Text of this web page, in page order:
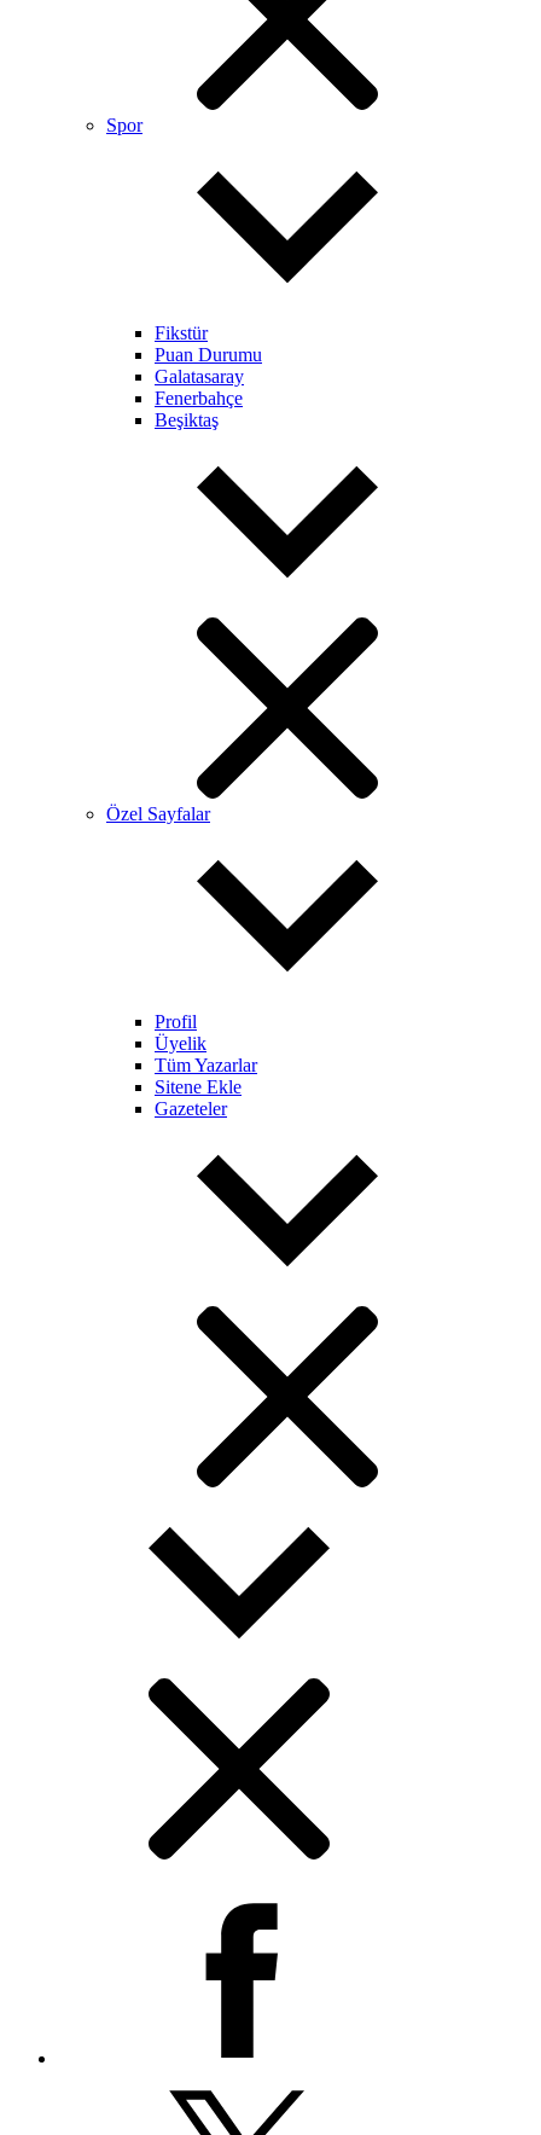
Spor
Fikstür
Puan Durumu
Galatasaray
Fenerbahçe
Beşiktaş
Özel Sayfalar
Profil
Üyelik
Tüm Yazarlar
Sitene Ekle
Gazeteler